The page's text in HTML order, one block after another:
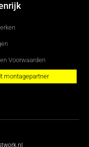
Voorwaarden
montagepartner